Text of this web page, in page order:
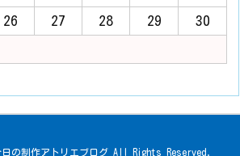
26 27 28 29 30
日の制作アトリエブログAll Rights Reserved.